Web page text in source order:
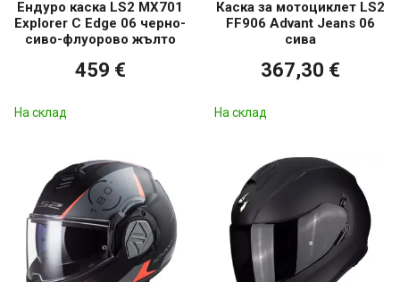
Ендуро каска LS2 MX701
Explorer C Edge 06 черно-
сиво-флуорово жълто
459 €
На склад
Каска за мотоциклет LS2
FF906 Advant Jeans 06
сива
367,30 €
На склад